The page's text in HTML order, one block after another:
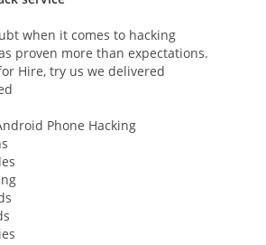
when it comes to hacking
proven more than expectations.
Hire, try us we delivered
Phone Hacking